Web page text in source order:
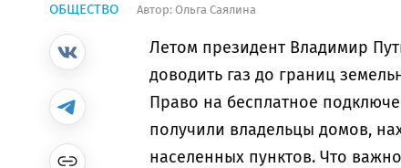
ОБЩЕСТВО Автор: Ольга Саялина
Летом президент Владимир
доводить газ до границ
Право на бесплатное
получили владельцы домов,
населенных пунктов. Что